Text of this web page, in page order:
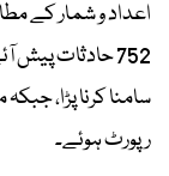
رپورٹ ہوئے۔